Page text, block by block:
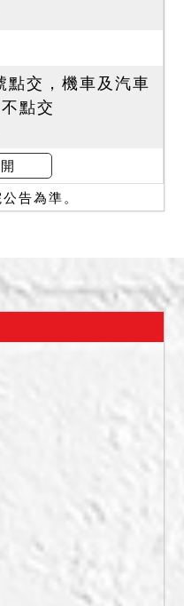
點交，機車及汽車
點交
日債權人會同地
現場，債務人開
物眾多，145號
建15樓及16樓，自
有內梯可達至14及
達，有對外之
可能為大樓本身之
所調閱竣工圖，
未有鐵皮遮蓋密
告為準。